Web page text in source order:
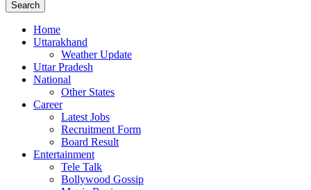
Search
Home
Uttarakhand
Weather Update
Uttar Pradesh
National
Other States
Career
Latest Jobs
Recruitment Form
Board Result
Entertainment
Tele Talk
Bollywood Gossip